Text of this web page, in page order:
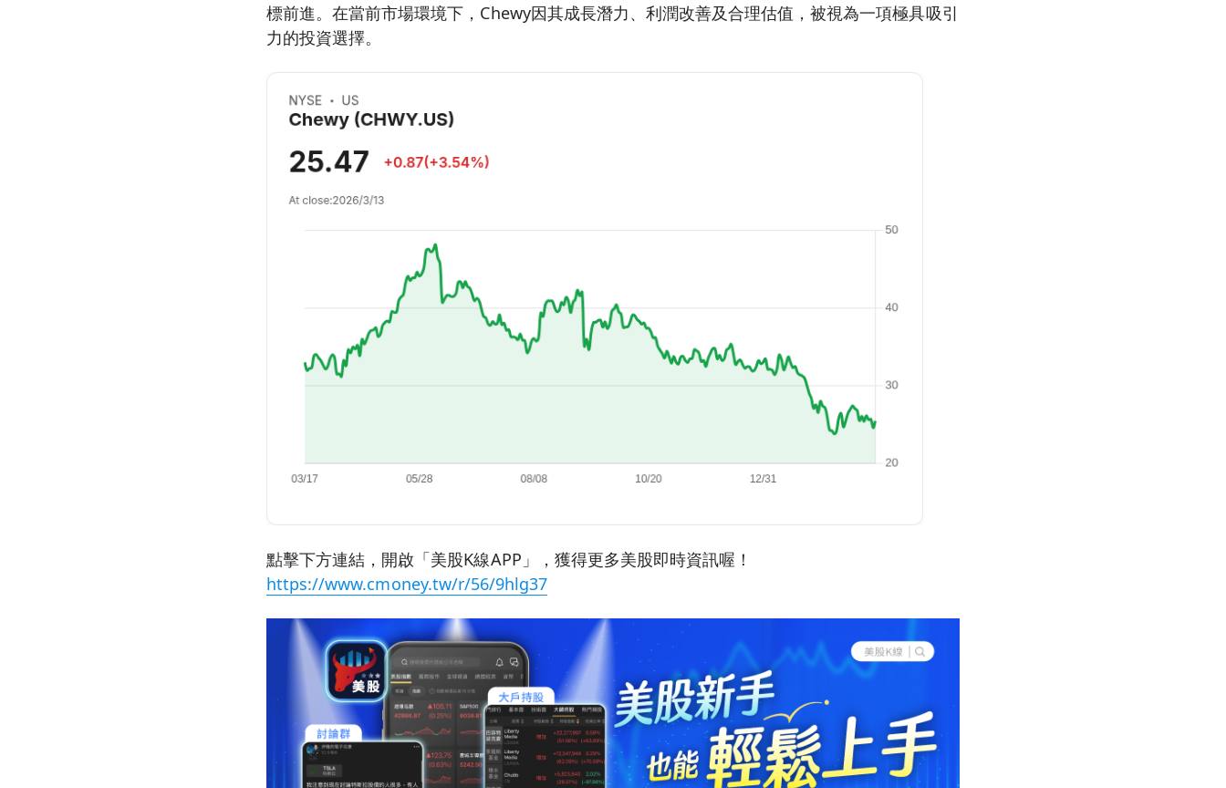
標前進。在當前市場環境下，Chewy因其成長潛力、利潤改善及合理估值，被視為一項極具吸引
力的投資選擇。
點擊下方連結，開啟「美股K線APP」，獲得更多美股即時資訊喔！
https://www.cmoney.tw/r/56/9hlg37